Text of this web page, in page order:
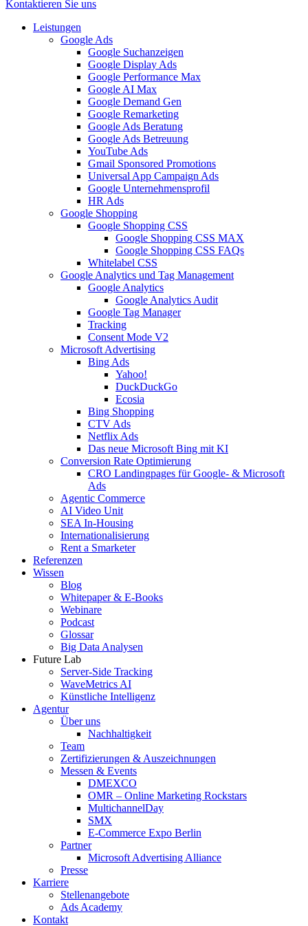
Kontaktieren Sie uns
Leistungen
Google Ads
Google Suchanzeigen
Google Display Ads
Google Performance Max
Google AI Max
Google Demand Gen
Google Remarketing
Google Ads Beratung
Google Ads Betreuung
YouTube Ads
Gmail Sponsored Promotions
Universal App Campaign Ads
Google Unternehmensprofil
HR Ads
Google Shopping
Google Shopping CSS
Google Shopping CSS MAX
Google Shopping CSS FAQs
Whitelabel CSS
Google Analytics und Tag Management
Google Analytics
Google Analytics Audit
Google Tag Manager
Tracking
Consent Mode V2
Microsoft Advertising
Bing Ads
Yahoo!
DuckDuckGo
Ecosia
Bing Shopping
CTV Ads
Netflix Ads
Das neue Microsoft Bing mit KI
Conversion Rate Optimierung
CRO Landingpages für Google- & Microsoft
Ads
Agentic Commerce
AI Video Unit
SEA In-Housing
Internationalisierung
Rent a Smarketer
Referenzen
Wissen
Blog
Whitepaper & E-Books
Webinare
Podcast
Glossar
Big Data Analysen
Future Lab
Server-Side Tracking
WaveMetrics AI
Künstliche Intelligenz
Agentur
Über uns
Nachhaltigkeit
Team
Zertifizierungen & Auszeichnungen
Messen & Events
DMEXCO
OMR – Online Marketing Rockstars
MultichannelDay
SMX
E-Commerce Expo Berlin
Partner
Microsoft Advertising Alliance
Presse
Karriere
Stellenangebote
Ads Academy
Kontakt